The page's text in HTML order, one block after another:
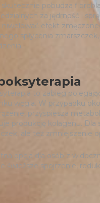
pobudza
za jędrność i
niwelować efekt
spłycenia
to zabieg
węgla. W przypadku
przyspiesza
produkcję kolagenu. Dla
ale też zmniejszenie
opcja dla osób z
świeższe spojrzenie,